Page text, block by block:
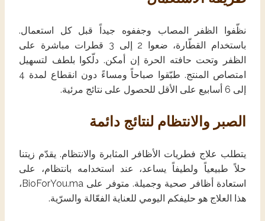
نظّفوا الظفر المصاب وجففوه جيداً قبل كل استعمال.
باستخدام القطّارة، ضعوا 2 إلى 3 قطرات مباشرة على
الظفر وتحت حافته الحرة إن أمكن. دلّكوا بلطف لتسهيل
امتصاص المنتج. طبّقوا صباحاً ومساءً دون انقطاع لمدة 4
إلى 6 أسابيع على الأقل للحصول على نتائج مرئية.
الصبر والانتظام لنتائج دائمة
يتطلب علاج فطريات الأظافر المثابرة والانتظام. يقدّم زيتنا
حلاً طبيعياً ولطيفاً يساعد، عند استخدامه بانتظام، على
استعادة أظافر صحية وجميلة. متوفر على BioForYou.ma،
هذا العلاج هو حليفكم اليومي للعناية الفعّالة والسرّية.